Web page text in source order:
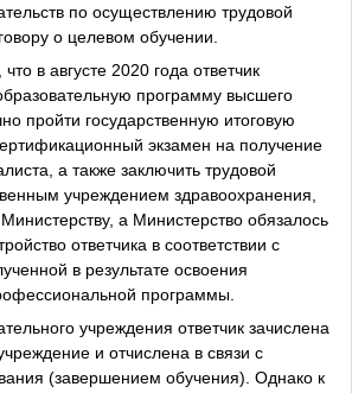
по осуществлению трудовой
о целевом обучении.
в августе 2020 года ответчик
программу высшего
пройти государственную итоговую
экзамен на получение
а также заключить трудовой
учреждением здравоохранения,
а Министерство обязалось
ответчика в соответствии с
в результате освоения
программы.
учреждения ответчик зачислена
и отчислена в связи с
(завершением обучения). Однако к